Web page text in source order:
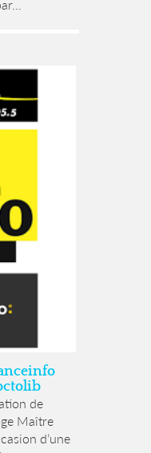
de
Maître
d’une